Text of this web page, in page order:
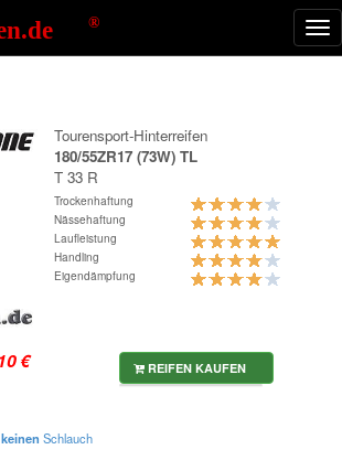
Tourensport-Hinterreifen
180/55ZR17 (73W) TL
T 33 R
Trockenhaftung
Nässehaftung
Laufleistung
Handling
Eigendämpfung
REIFEN KAUFEN
keinen Schlauch